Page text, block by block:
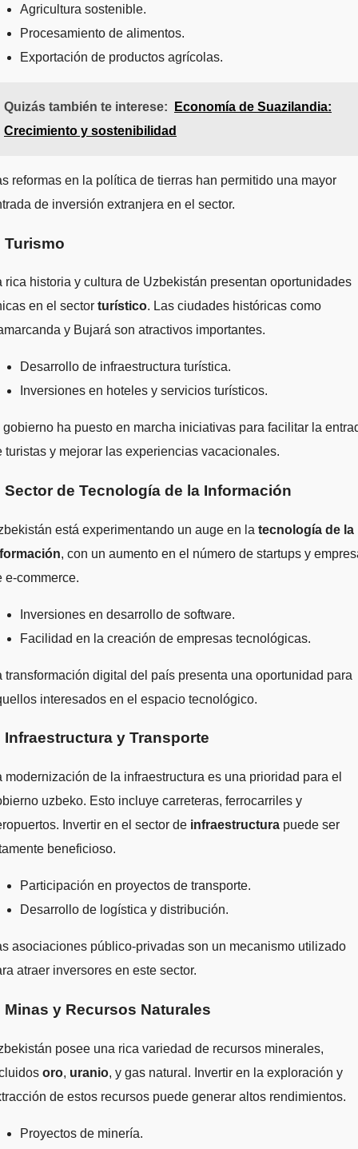
Agricultura sostenible.
Procesamiento de alimentos.
Exportación de productos agrícolas.
Quizás también te interese:
Economía de Suazilandia:
Crecimiento y sostenibilidad
reformas en la política de tierras han permitido una mayor
de inversión extranjera en el sector.
Turismo
rica historia y cultura de Uzbekistán presentan oportunidades
en el sector turístico. Las ciudades históricas como
y Bujará son atractivos importantes.
Desarrollo de infraestructura turística.
Inversiones en hoteles y servicios turísticos.
gobierno ha puesto en marcha iniciativas para facilitar la
turistas y mejorar las experiencias vacacionales.
Sector de Tecnología de la Información
está experimentando un auge en la tecnología de la
, con un aumento en el número de startups y
e-commerce.
Inversiones en desarrollo de software.
Facilidad en la creación de empresas tecnológicas.
transformación digital del país presenta una oportunidad para
interesados en el espacio tecnológico.
Infraestructura y Transporte
modernización de la infraestructura es una prioridad para el
uzbeko. Esto incluye carreteras, ferrocarriles y
Invertir en el sector de infraestructura puede ser
beneficioso.
Participación en proyectos de transporte.
Desarrollo de logística y distribución.
asociaciones público-privadas son un mecanismo utilizado
atraer inversores en este sector.
Minas y Recursos Naturales
posee una rica variedad de recursos minerales,
oro, uranio, y gas natural. Invertir en la exploración y
de estos recursos puede generar altos rendimientos.
Proyectos de minería.